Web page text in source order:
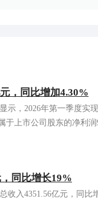
，同比增加4.30%
，2026年第一季度实
上市公司股东的净利
同比增长19%
收入4351.56亿元，同比